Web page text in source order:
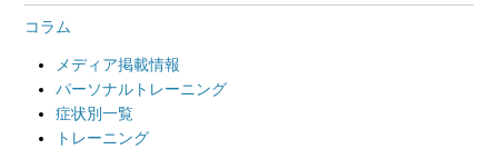
コラム
メディア掲載情報
パーソナルトレーニング
症状別一覧
トレーニング